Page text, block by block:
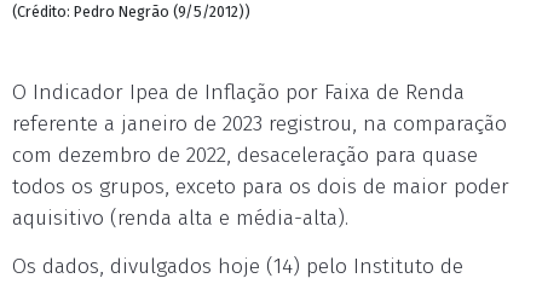
(Crédito: Pedro Negrão (9/5/2012))
O Indicador Ipea de Inflação por Faixa de Renda
referente a janeiro de 2023 registrou, na comparação
com dezembro de 2022, desaceleração para quase
todos os grupos, exceto para os dois de maior poder
aquisitivo (renda alta e média-alta).
Os dados, divulgados hoje (14) pelo Instituto de